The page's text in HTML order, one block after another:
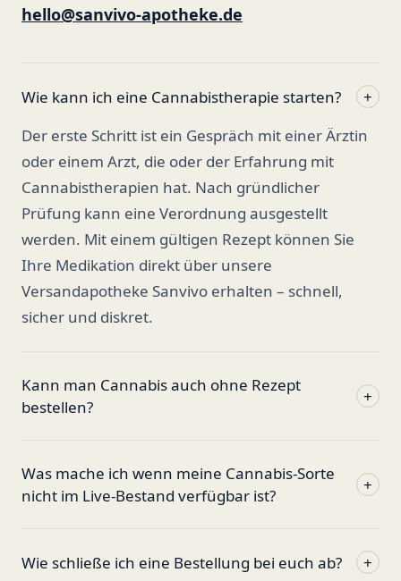
hello@sanvivo-apotheke.de
Wie kann ich eine Cannabistherapie starten?
+
Der erste Schritt ist ein Gespräch mit einer Ärztin
oder einem Arzt, die oder der Erfahrung mit
Cannabistherapien hat. Nach gründlicher
Prüfung kann eine Verordnung ausgestellt
werden. Mit einem gültigen Rezept können Sie
Ihre Medikation direkt über unsere
Versandapotheke Sanvivo erhalten – schnell,
sicher und diskret.
Kann man Cannabis auch ohne Rezept
bestellen?
+
Was mache ich wenn meine Cannabis-Sorte
nicht im Live-Bestand verfügbar ist?
+
Wie schließe ich eine Bestellung bei euch ab? +